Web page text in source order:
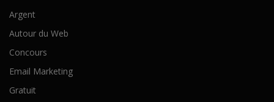
Argent
Autour du Web
Concours
Email Marketing
Gratuit